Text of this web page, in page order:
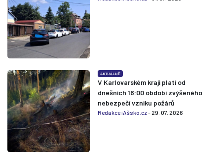
AKTUÁLNĚ
V Karlovarském kraji platí od
dnešních 16:00 období zvýšeného
nebezpečí vzniku požárů
Redakce iAšsko.cz- 29. 07. 2026